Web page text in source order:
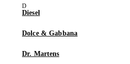
Diesel
Dolce & Gabbana
Dr. Martens